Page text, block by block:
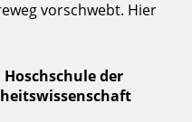
vorschwebt. Hier
der